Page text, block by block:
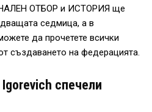
ОТБОР и ИСТОРИЯ ще
седмица, а в
да прочетете всички
създаването на федерацията.
Igorevich спечели